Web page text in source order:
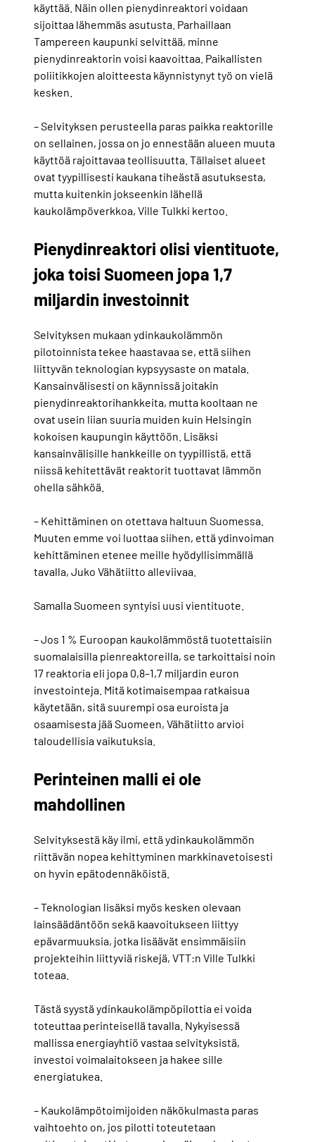
käyttää. Näin ollen pienydinreaktori voidaan
sijoittaa lähemmäs asutusta. Parhaillaan
Tampereen kaupunki selvittää, minne
pienydinreaktorin voisi kaavoittaa. Paikallisten
poliitikkojen aloitteesta käynnistynyt työ on vielä
kesken.
– Selvityksen perusteella paras paikka reaktorille
on sellainen, jossa on jo ennestään alueen muuta
käyttöä rajoittavaa teollisuutta. Tällaiset alueet
ovat tyypillisesti kaukana tiheästä asutuksesta,
mutta kuitenkin jokseenkin lähellä
kaukolämpöverkkoa, Ville Tulkki kertoo.
Pienydinreaktori olisi vientituote,
joka toisi Suomeen jopa 1,7
miljardin investoinnit
Selvityksen mukaan ydinkaukolämmön
pilotoinnista tekee haastavaa se, että siihen
liittyvän teknologian kypsyysaste on matala.
Kansainvälisesti on käynnissä joitakin
pienydinreaktorihankkeita, mutta kooltaan ne
ovat usein liian suuria muiden kuin Helsingin
kokoisen kaupungin käyttöön. Lisäksi
kansainvälisille hankkeille on tyypillistä, että
niissä kehitettävät reaktorit tuottavat lämmön
ohella sähköä.
– Kehittäminen on otettava haltuun Suomessa.
Muuten emme voi luottaa siihen, että ydinvoiman
kehittäminen etenee meille hyödyllisimmällä
tavalla, Juko Vähätiitto alleviivaa.
Samalla Suomeen syntyisi uusi vientituote.
– Jos 1 % Euroopan kaukolämmöstä tuotettaisiin
suomalaisilla pienreaktoreilla, se tarkoittaisi noin
17 reaktoria eli jopa 0,8–1,7 miljardin euron
investointeja. Mitä kotimaisempaa ratkaisua
käytetään, sitä suurempi osa euroista ja
osaamisesta jää Suomeen, Vähätiitto arvioi
taloudellisia vaikutuksia.
Perinteinen malli ei ole
mahdollinen
Selvityksestä käy ilmi, että ydinkaukolämmön
riittävän nopea kehittyminen markkinavetoisesti
on hyvin epätodennäköistä.
– Teknologian lisäksi myös kesken olevaan
lainsäädäntöön sekä kaavoitukseen liittyy
epävarmuuksia, jotka lisäävät ensimmäisiin
projekteihin liittyviä riskejä, VTT:n Ville Tulkki
toteaa.
Tästä syystä ydinkaukolämpöpilottia ei voida
toteuttaa perinteisellä tavalla. Nykyisessä
mallissa energiayhtiö vastaa selvityksistä,
investoi voimalaitokseen ja hakee sille
energiatukea.
– Kaukolämpötoimijoiden näkökulmasta paras
vaihtoehto on, jos pilotti toteutetaan